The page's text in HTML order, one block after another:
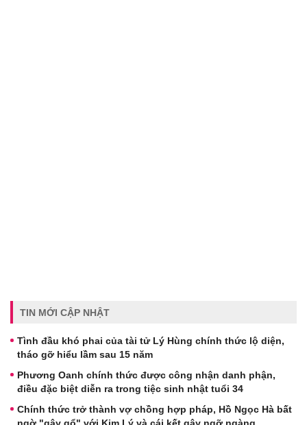
TIN MỚI CẬP NHẬT
Tình đầu khó phai của tài tử Lý Hùng chính thức lộ diện,
tháo gỡ hiểu lầm sau 15 năm
Phương Oanh chính thức được công nhận danh phận,
điều đặc biệt diễn ra trong tiệc sinh nhật tuổi 34
Chính thức trở thành vợ chồng hợp pháp, Hồ Ngọc Hà bất